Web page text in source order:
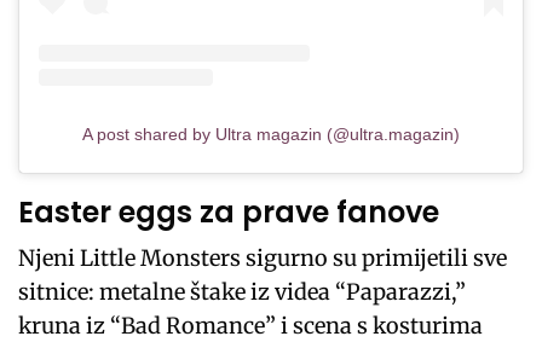
A post shared by Ultra magazin (@ultra.magazin)
Easter eggs za prave fanove
Njeni Little Monsters sigurno su primijetili sve
sitnice: metalne štake iz videa “Paparazzi,”
kruna iz “Bad Romance” i scena s kosturima